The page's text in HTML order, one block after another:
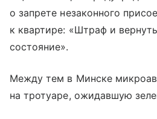
о запрете незаконного
к квартире: «Штраф и
состояние».
Между тем в Минске
на тротуаре, ожидавшую